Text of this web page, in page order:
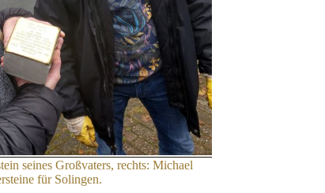
seines Großvaters, rechts: Michael
für Solingen.